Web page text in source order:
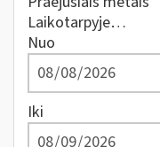
Laikotarpyje…
Nuo
Iki